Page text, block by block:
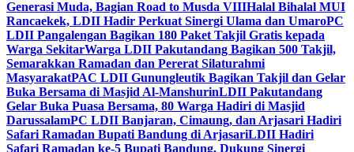
Generasi Muda, Bagian Road to Musda VIIIHalal Bihalal MUI
Rancaekek, LDII Hadir Perkuat Sinergi Ulama dan UmaroPC
LDII Pangalengan Bagikan 180 Paket Takjil Gratis kepada
Warga SekitarWarga LDII Pakutandang Bagikan 500 Takjil,
Semarakkan Ramadan dan Pererat Silaturahmi
MasyarakatPAC LDII Gunungleutik Bagikan Takjil dan Gelar
Buka Bersama di Masjid Al-ManshurinLDII Pakutandang
Gelar Buka Puasa Bersama, 80 Warga Hadiri di Masjid
DarussalamPC LDII Banjaran, Cimaung, dan Arjasari Hadiri
Safari Ramadan Bupati Bandung di ArjasariLDII Hadiri
Safari Ramadan ke-5 Bupati Bandung, Dukung Sinergi